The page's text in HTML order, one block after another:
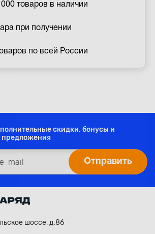
товаров в наличии
при получении
по всей России
скидки, бонусы и
шоссе, д.86